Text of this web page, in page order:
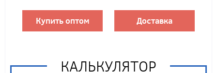
Купить оптом Доставка
КАЛЬКУЛЯТОР